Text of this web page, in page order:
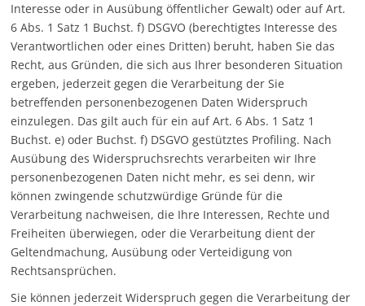
Interesse oder in Ausübung öffentlicher Gewalt) oder auf Art.
6 Abs. 1 Satz 1 Buchst. f) DSGVO (berechtigtes Interesse des
Verantwortlichen oder eines Dritten) beruht, haben Sie das
Recht, aus Gründen, die sich aus Ihrer besonderen Situation
ergeben, jederzeit gegen die Verarbeitung der Sie
betreffenden personenbezogenen Daten Widerspruch
einzulegen. Das gilt auch für ein auf Art. 6 Abs. 1 Satz 1
Buchst. e) oder Buchst. f) DSGVO gestütztes Profiling. Nach
Ausübung des Widerspruchsrechts verarbeiten wir Ihre
personenbezogenen Daten nicht mehr, es sei denn, wir
können zwingende schutzwürdige Gründe für die
Verarbeitung nachweisen, die Ihre Interessen, Rechte und
Freiheiten überwiegen, oder die Verarbeitung dient der
Geltendmachung, Ausübung oder Verteidigung von
Rechtsansprüchen.
Sie können jederzeit Widerspruch gegen die Verarbeitung der